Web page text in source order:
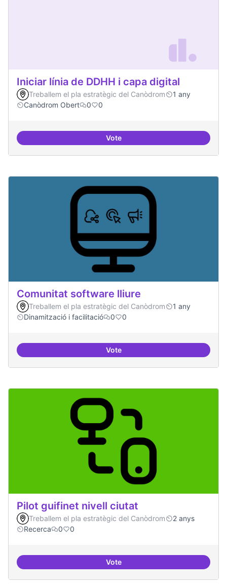
Iniciar línia de DDHH i capa digital
Treballem el pla estratègic del Canòdrom
1 any
Canòdrom Obert
0 0
VoteIniciar línia de DDHH i capa
Comunitat software lliure
Treballem el pla estratègic del Canòdrom
1 any
Dinamització i facilitació
0 0
VoteComunitat software lliure
Pilot guifinet nivell ciutat
Treballem el pla estratègic del Canòdrom
2 anys
Recerca
0 0
VotePilot guifinet nivell ciutat